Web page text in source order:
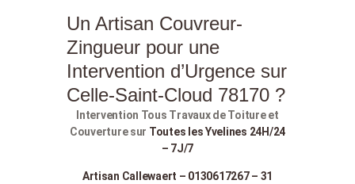
Un Artisan Couvreur-
Zingueur pour une
Intervention d’Urgence sur
Celle-Saint-Cloud 78170 ?
Intervention Tous Travaux de Toiture et
Couverture sur Toutes les Yvelines 24H/24
– 7J/7
Artisan Callewaert – 0130617267 – 31